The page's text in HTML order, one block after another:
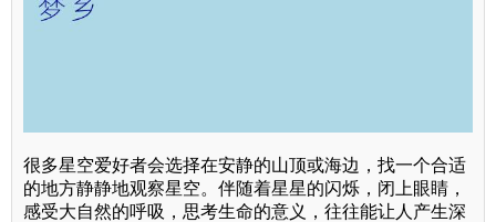
很多星空爱好者会选择在安静的山顶或海边，找一个合适
的地方静静地观察星空。伴随着星星的闪烁，闭上眼睛，
感受大自然的呼吸，思考生命的意义，往往能让人产生深